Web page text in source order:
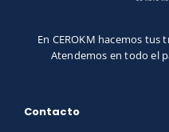
En CEROKM hacemos tus
Atendemos en todo el
Contacto